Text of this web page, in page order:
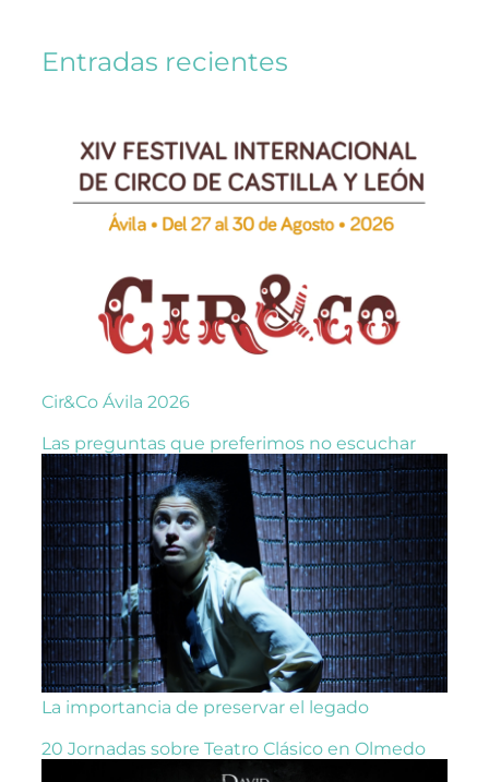
Entradas recientes
Cir&Co Ávila 2026
Las preguntas que preferimos no escuchar
La importancia de preservar el legado
20 Jornadas sobre Teatro Clásico en Olmedo